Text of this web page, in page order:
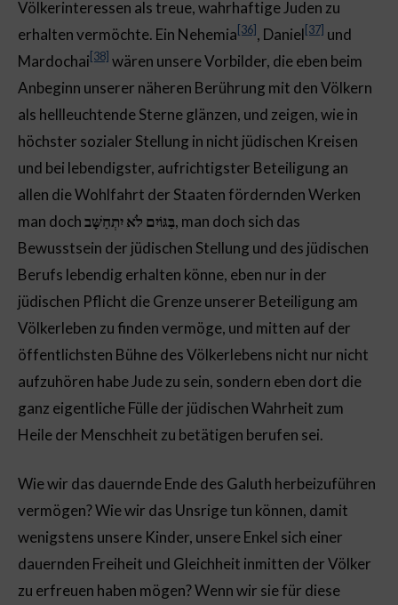
Völkerinteressen als treue, wahrhaftige Juden zu
erhalten vermöchte. Ein Nehemia[36], Daniel[37] und
Mardochai[38] wären unsere Vorbilder, die eben beim
Anbeginn unserer näheren Berührung mit den Völkern
als hellleuchtende Sterne glänzen, und zeigen, wie in
höchster sozialer Stellung in nicht jüdischen Kreisen
und bei lebendigster, aufrichtigster Beteiligung an
allen die Wohlfahrt der Staaten fördernden Werken
man dochבַּגּוֹיִם לֹא יִתְחַשָּׁב, man doch sich das
Bewusstsein der jüdischen Stellung und des jüdischen
Berufs lebendig erhalten könne, eben nur in der
jüdischen Pflicht die Grenze unserer Beteiligung am
Völkerleben zu finden vermöge, und mitten auf der
öffentlichsten Bühne des Völkerlebens nicht nur nicht
aufzuhören habe Jude zu sein, sondern eben dort die
ganz eigentliche Fülle der jüdischen Wahrheit zum
Heile der Menschheit zu betätigen berufen sei.
Wie wir das dauernde Ende des Galuth herbeizuführen
vermögen? Wie wir das Unsrige tun können, damit
wenigstens unsere Kinder, unsere Enkel sich einer
dauernden Freiheit und Gleichheit inmitten der Völker
zu erfreuen haben mögen? Wenn wir sie für diese